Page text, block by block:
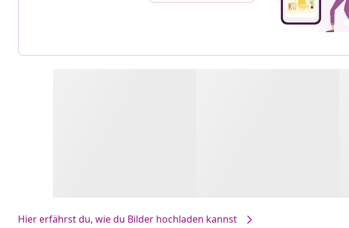
Hier erfährst du, wie du Bilder hochladen kannst